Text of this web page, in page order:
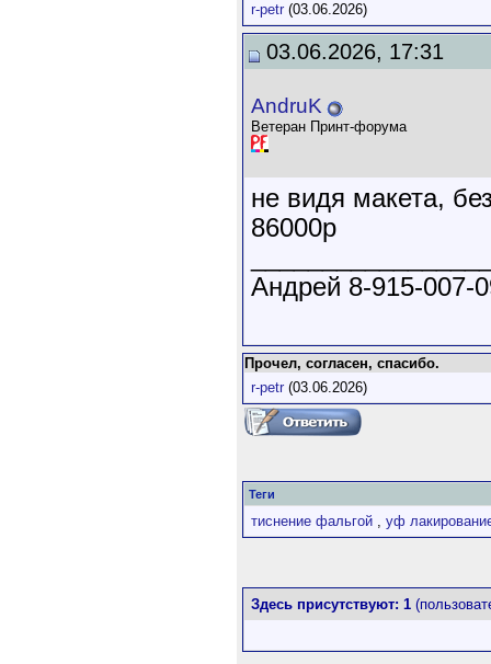
r-petr (03.06.2026)
03.06.2026, 17:31
AndruK
Ветеран Принт-форума
не видя макета,
86000р
Андрей 8-915-007-
Прочел, согласен, спасибо.
r-petr (03.06.2026)
Теги
тиснение фальгой , уф
Здесь присутствуют: 1